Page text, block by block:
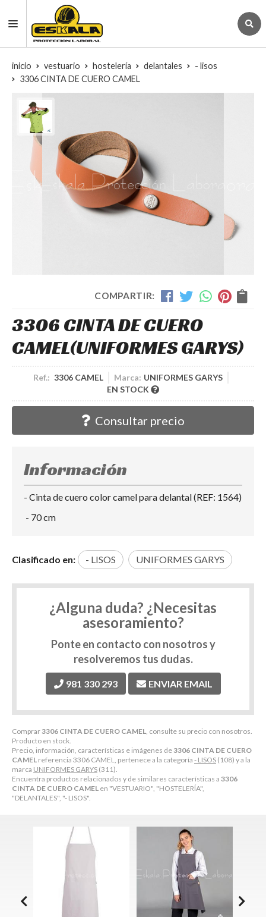
inicio vestuario hostelería delantales
- lisos
3306 CINTA DE CUERO CAMEL
COMPARTIR:
3306 CINTA DE CUERO
CAMEL(UNIFORMES GARYS)
Ref.: 3306 CAMEL Marca: UNIFORMES GARYS
EN STOCK
Consultar precio
Comprar3306 CINTA DE CUERO CAMEL, consulte su precio con nosotros.
Producto en stock.
Precio, información, características e imágenes de3306 CINTA DE CUERO
CAMEL referencia 3306 CAMEL, pertenece a la categoría - LISOS (108) y a la
marca UNIFORMES GARYS (311).
Encuentra productos relacionados y de similares características a 3306
CINTA DE CUERO CAMEL en "VESTUARIO", "HOSTELERÍA",
"DELANTALES", "- LISOS".
Información
- Cinta de cuero color camel para delantal (REF: 1564)
- 70 cm
Clasificado en: - LISOS UNIFORMES GARYS
¿Alguna duda? ¿Necesitas
asesoramiento?
Ponte en contacto con nosotros y
resolveremos tus dudas.
981 330 293 ENVIAR EMAIL